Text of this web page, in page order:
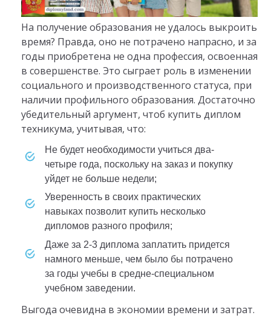
На получение образования не удалось выкроить
время? Правда, оно не потрачено напрасно, и за
годы приобретена не одна профессия, освоенная
в совершенстве. Это сыграет роль в изменении
социального и производственного статуса, при
наличии профильного образования. Достаточно
убедительный аргумент, чтоб купить диплом
техникума, учитывая, что:
не будет необходимости учиться два-
четыре года, поскольку на заказ и покупку
уйдет не больше недели;
уверенность в своих практических
навыках позволит купить несколько
дипломов разного профиля;
даже за 2-3 диплома заплатить придется
намного меньше, чем было бы потрачено
за годы учебы в средне-специальном
учебном заведении.
Выгода очевидна в экономии времени и затрат.